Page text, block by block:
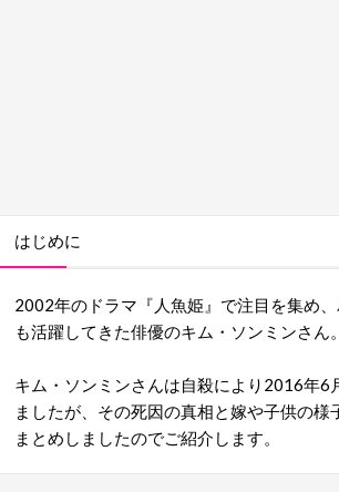
はじめに
2002年のドラマ『人魚姫』で注目を集め
も活躍してきた俳優のキム・ソンミンさん。
キム・ソンミンさんは自殺により2016年6
ましたが、その死因の真相と嫁や子供の様
まとめしましたのでご紹介します。